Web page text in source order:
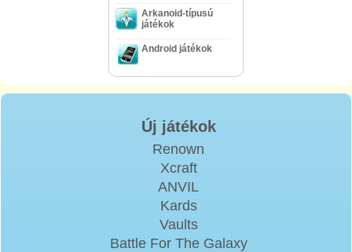
Arkanoid-típusú
játékok
Android játékok
Új játékok
Renown
Xcraft
ANVIL
Kards
Vaults
Battle For The Galaxy